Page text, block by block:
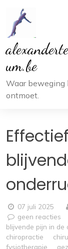
inhoud
um.be
Waar beweging
ontmoet.
07 juli 2025
geen reacties
blijvende pijn in de
chiropractie
fysiotherapie